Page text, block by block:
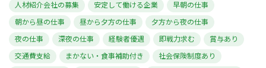
人材紹介会社の募集
安定して働ける企業
早朝の仕事
朝から昼の仕事
昼から夕方の仕事
夕方から夜の仕事
夜の仕事
深夜の仕事 経験者優遇 即戦力求む
賞与あり
交通費支給
まかない・食事補助付き
社会保険制度あり